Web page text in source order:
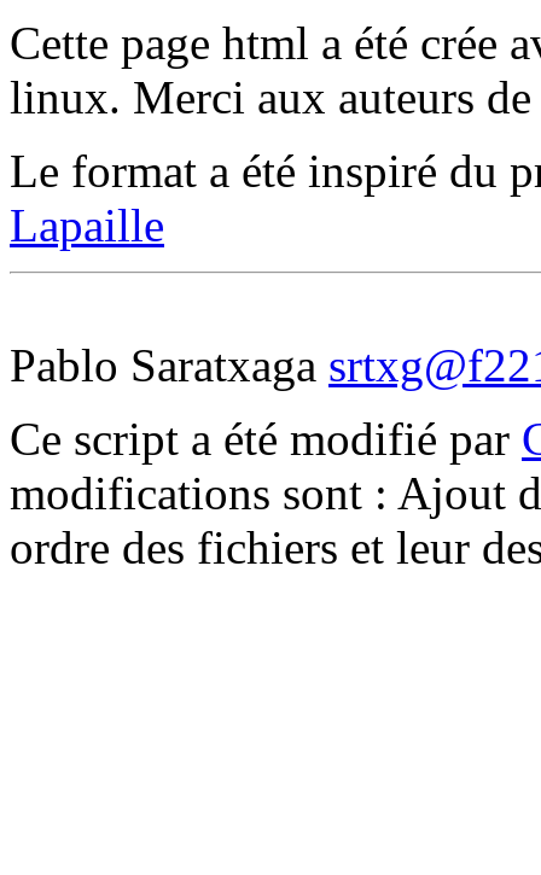
Cette page html a été crée
linux. Merci aux auteurs
Le format a été inspiré du
Lapaille
Pablo Saratxaga
Ce script a été modifié par
modifications sont : Ajout
ordre des fichiers et leur